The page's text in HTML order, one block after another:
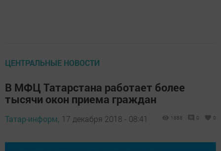
ЦЕНТРАЛЬНЫЕ НОВОСТИ
В МФЦ Татарстана работает более
тысячи окон приема граждан
Татар-информ, 17 декабря 2018 - 08:41 1888 0 0